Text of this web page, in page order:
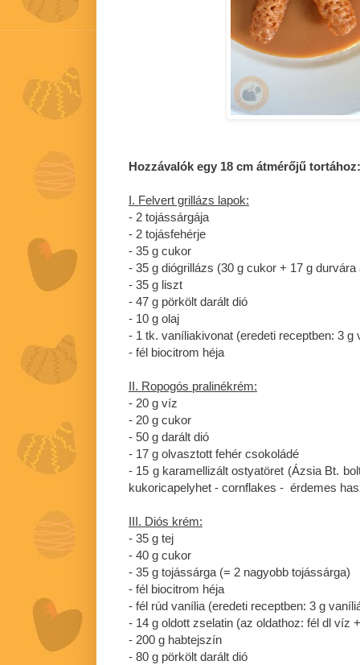
Hozzávalók egy 18 cm átmérőjű tortához:
I. Felvert grillázs lapok:
- 2 tojássárgája
- 2 tojásfehérje
- 35 g cukor
- 35 g diógrillázs (30 g cukor + 17 g durvára
- 35 g liszt
- 47 g pörkölt darált dió
- 10 g olaj
- 1 tk. vaníliakivonat (eredeti receptben: 3 g
- fél biocitrom héja
II. Ropogós pralinékrém:
- 20 g víz
- 20 g cukor
- 50 g darált dió
- 17 g olvasztott fehér csokoládé
- 15 g karamellizált ostyatöret (Ázsia Bt.
kukoricapelyhet - cornflakes - érdemes
III. Diós krém:
- 35 g tej
- 40 g cukor
- 35 g tojássárga (= 2 nagyobb tojássárga)
- fél biocitrom héja
- fél rúd vanília (eredeti receptben: 3 g
- 14 g oldott zselatin (az oldathoz: fél dl víz
- 200 g habtejszín
- 80 g pörkölt darált dió